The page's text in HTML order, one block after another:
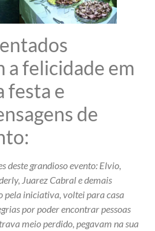
a felicidade em
festa e
de
deste grandioso evento: Elvio,
Juarez Cabral e demais
pela iniciativa, voltei para casa
por poder encontrar pessoas
meio perdido, pegavam na sua